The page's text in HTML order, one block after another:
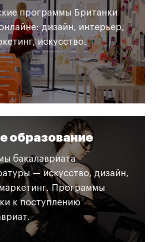
программы Британки
дизайн, интерьер,
искусство.
образование
бакалавриата
— искусство, дизайн,
Программы
к поступлению